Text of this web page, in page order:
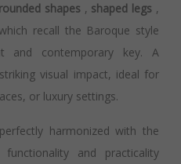
rounded shapes, shaped legs ,
recall the Baroque style
and contemporary key. A
visual impact, ideal for
or luxury settings.
harmonized with the
and practicality